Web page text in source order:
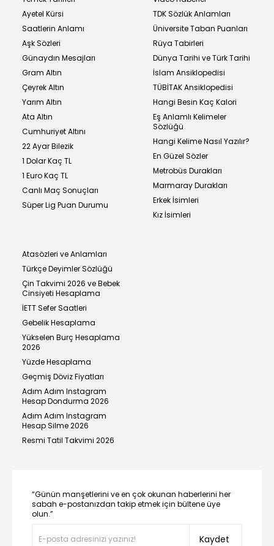
Ayetel Kürsi
Saatlerin Anlamı
Aşk Sözleri
Günaydın Mesajları
Gram Altın
Çeyrek Altın
Yarım Altın
Ata Altın
Cumhuriyet Altını
22 Ayar Bilezik
1 Dolar Kaç TL
1 Euro Kaç TL
Canlı Maç Sonuçları
Süper Lig Puan Durumu
TDK Sözlük Anlamları
Üniversite Taban Puanları
Rüya Tabirleri
Dünya Tarihi ve Türk Tarihi
İslam Ansiklopedisi
TÜBİTAK Ansiklopedisi
Hangi Besin Kaç Kalori
Eş Anlamlı Kelimeler
Sözlüğü
Hangi Kelime Nasıl Yazılır?
En Güzel Sözler
Metrobüs Durakları
Marmaray Durakları
Erkek İsimleri
Kız İsimleri
Atasözleri ve Anlamları
Türkçe Deyimler Sözlüğü
Çin Takvimi 2026 ve Bebek
Cinsiyeti Hesaplama
İETT Sefer Saatleri
Gebelik Hesaplama
Yükselen Burç Hesaplama
2026
Yüzde Hesaplama
Geçmiş Döviz Fiyatları
Adım Adım Instagram
Hesap Dondurma 2026
Adım Adım Instagram
Hesap Silme 2026
Resmi Tatil Takvimi 2026
“Günün manşetlerini ve en çok okunan haberlerini her
sabah e-postanızdan takip etmek için bültene üye
olun.”
Kaydet